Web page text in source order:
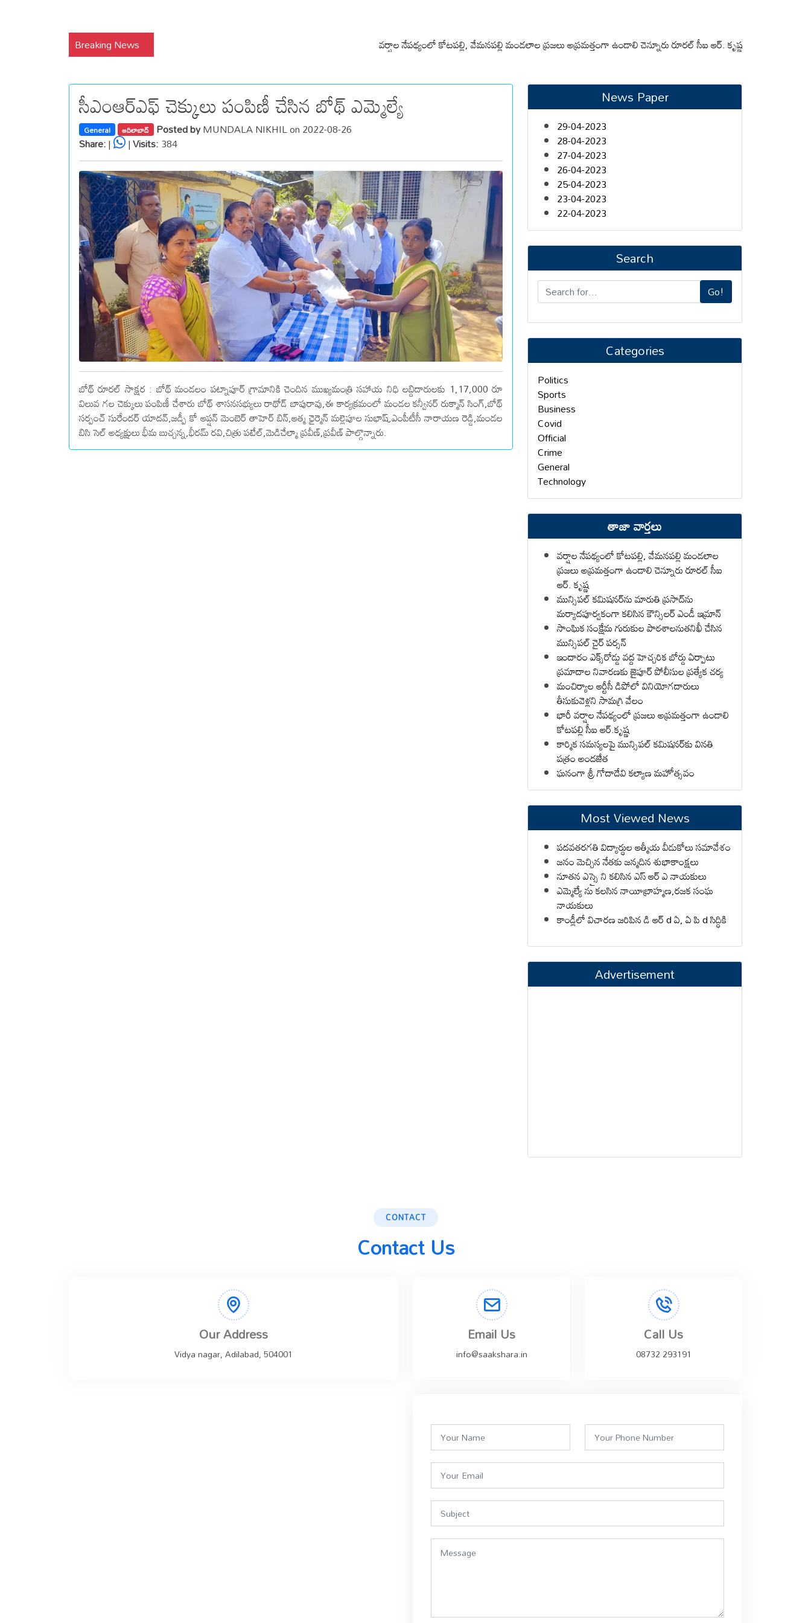
Breaking News వర్షాల నేపథ్యంలో కోటపల్లి, వేమనపల్లి మండలాల ప్రజలు అప్రమత్తంగా ఉండాలి చెన్నూరు రూరల్ సీఐ ఆర్. కృష్ణ మున్సిపల్ కమిషనర్‌ను
సీఎంఆర్ఎఫ్ చెక్కులు పంపిణీ చేసిన బోథ్ ఎమ్మెల్యే
General ఆదిలాబాద్ Posted byMUNDALA NIKHIL on 2022-08-26
Share:| |Visits:384
బోథ్ రూరల్ సాక్షర : బోథ్ మండలం పట్నాపూర్ గ్రామానికి చెందిన ముఖ్యమంత్రి సహాయ నిధి లబ్దిదారులకు 1,17,000 రూ
విలువ గల చెక్కులు పంపిణీ చేశారు బోథ్ శాసనసభ్యులు రాథోడ్ బాపురావు,ఈ కార్యక్రమంలో మండల కన్వీనర్ రుక్మాన్ సింగ్,బోథ్
సర్పంచ్ సురేందర్ యాదవ్,జడ్పీ కో ఆప్షన్ మెంబెర్ తాహెర్ బిన్,ఆత్మ ఛైర్మెన్ మల్లెపూల సుభాష్,ఎంపీటీసీ నారాయణ రెడ్డి,మండల
బిసి సెల్ అధ్యక్షులు భీమ బుచ్చన్న,భీరమ్ రవి,చిత్రు పటేల్,మెడిచేల్మా ప్రవీణ్,ప్రవీణ్ పాల్గొన్నారు.
News Paper
29-04-2023
28-04-2023
27-04-2023
26-04-2023
25-04-2023
23-04-2023
22-04-2023
Search
Go!
Categories
Politics
Sports
Business
Covid
Official
Crime
General
Technology
తాజా వార్తలు
వర్షాల నేపథ్యంలో కోటపల్లి, వేమనపల్లి మండలాల
ప్రజలు అప్రమత్తంగా ఉండాలి చెన్నూరు రూరల్ సీఐ
ఆర్. కృష్ణ
మున్సిపల్ కమిషనర్‌ను మారుతి ప్రసాద్‌ను
మర్యాదపూర్వకంగా కలిసిన కౌన్సిలర్ ఎండీ ఇమ్రాన్ ​
సాంఘిక సంక్షేమ గురుకుల పాఠశాలనుతనిఖీ చేసిన
మున్సిపల్ చైర్ పర్సన్
ఇందారం ఎక్స్‌రోడ్డు వద్ద హెచ్చరిక బోర్డు ఏర్పాటు
ప్రమాదాల నివారణకు జైపూర్ పోలీసుల ప్రత్యేక చర్య
మంచిర్యాల ఆర్టీసీ డిపోలో వినియోగదారులు
తీసుకువెళ్లని సామగ్రి వేలం
భారీ వర్షాల నేపథ్యంలో ప్రజలు అప్రమత్తంగా ఉండాలి
కోటపల్లి సీఐ ఆర్.కృష్ణ
కార్మిక సమస్యలపై మున్సిపల్ కమిషనర్‌కు వినతి
పత్రం అందజేత
ఘనంగా శ్రీ గోదాదేవి కల్యాణ మహోత్సవం
Most Viewed News
పదవతరగతి విద్యార్థుల ఆత్మీయ వీడుకోలు సమావేశం
జనం మెచ్చిన నేతకు జన్మదిన శుభాకాంక్షలు
నూతన ఎస్సై ని కలిసిన ఎస్ ఆర్ ఎ నాయకులు
ఎమ్మెల్యే ను కలసిన నాయీబ్రాహ్మణ,రజక సంఘ
నాయకులు
కాండ్లీలో విచారణ జరిపిన డి ఆర్ d ఏ, ఏ పి d సిద్ధికి
Advertisement
CONTACT
Contact Us
Our Address
Vidya nagar, Adilabad, 504001
Email Us
info@saakshara.in
Call Us
08732 293191